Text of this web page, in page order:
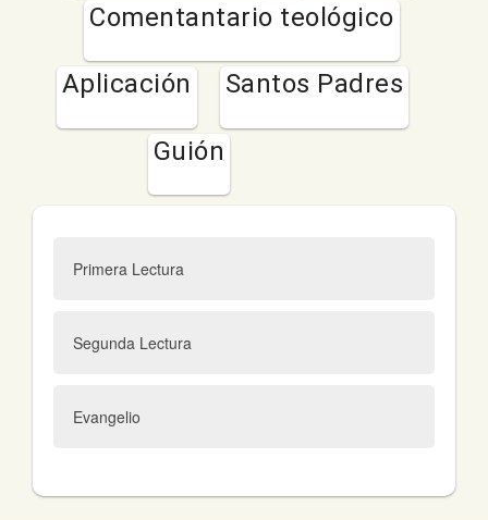
Primera Lectura
Segunda Lectura
Evangelio
Comentantario teológico
Aplicación Santos Padres
Guión